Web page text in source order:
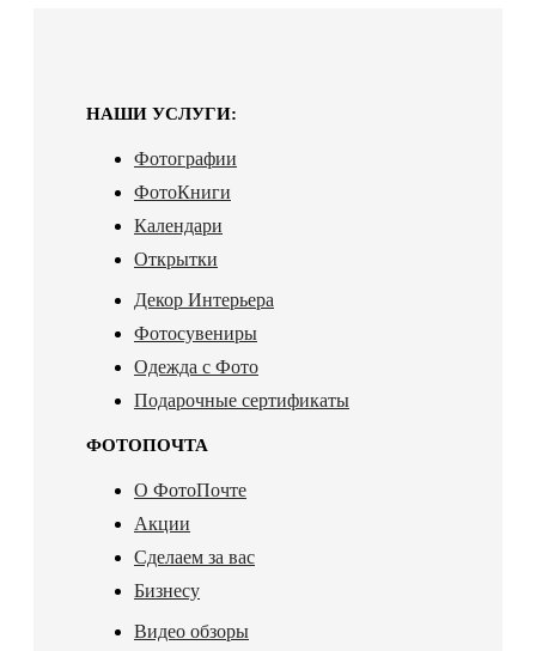
НАШИ УСЛУГИ:
Фотографии
ФотоКниги
Календари
Открытки
Декор Интерьера
Фотосувениры
Одежда с Фото
Подарочные сертификаты
ФОТОПОЧТА
О ФотоПочте
Акции
Сделаем за вас
Бизнесу
Видео обзоры